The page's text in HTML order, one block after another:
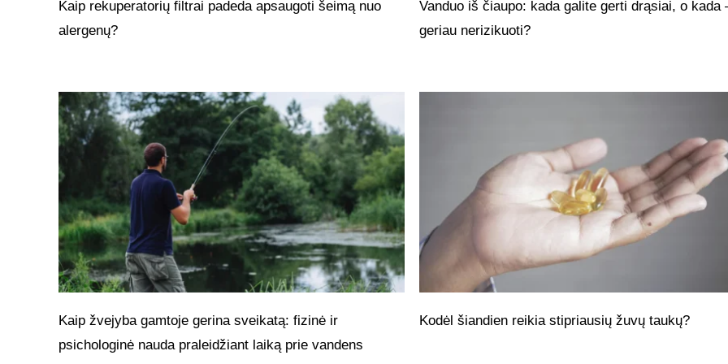
Kaip rekuperatorių filtrai padeda apsaugoti šeimą nuo
alergenų?
Vanduo iš čiaupo: kada galite gerti drąsiai, o kada
geriau nerizikuoti?
Kaip žvejyba gamtoje gerina sveikatą: fizinė ir
psichologinė nauda praleidžiant laiką prie vandens
Kodėl šiandien reikia stipriausių žuvų taukų?